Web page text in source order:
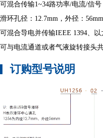
可混合传输1~34路功率/电流/信号
滑环孔径：12.7mm，外径：56mm
可混合导电并传输IEEE 1394、以
可与电流通道或者气液旋转接头
订购型号说明